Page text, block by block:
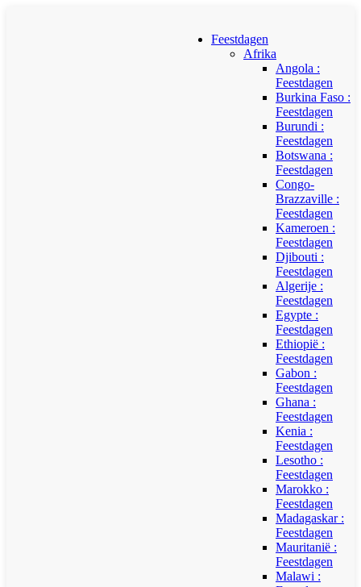
Feestdagen
Afrika
Angola :
Feestdagen
Burkina Faso :
Feestdagen
Burundi :
Feestdagen
Botswana :
Feestdagen
Congo-
Brazzaville :
Feestdagen
Kameroen :
Feestdagen
Djibouti :
Feestdagen
Algerije :
Feestdagen
Egypte :
Feestdagen
Ethiopië :
Feestdagen
Gabon :
Feestdagen
Ghana :
Feestdagen
Kenia :
Feestdagen
Lesotho :
Feestdagen
Marokko :
Feestdagen
Madagaskar :
Feestdagen
Mauritanië :
Feestdagen
Malawi :